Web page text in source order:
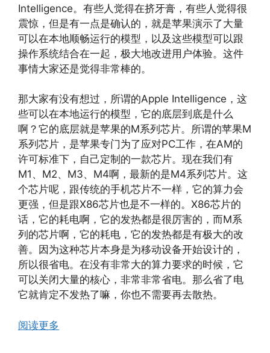
Intelligence。有些人觉得在挤牙膏，有些人觉得很
震惊，但是有一点是确认的，就是苹果演示了大量
可以在本地顺畅运行的模型，以及这些模型可以跟
操作系统结合在一起，极大地改进用户体验。这件
事情大家还是觉得非常棒的。
那大家有没有想过，所谓的Apple Intelligence，这
些可以在本地运行的模型，它的底层到底是什么
啊？它的底层就是苹果的M系列芯片。所谓的苹果M
系列芯片，是苹果专门为了应对PC工作，在AM的
许可标准下，自己定制的一款芯片。现在我们有
M1、M2、M3、M4啊，最新的是M4系列芯片。这
个芯片呢，跟传统的手机芯片不一样，它的算力会
更强，但是跟X86芯片也是不一样的。X86芯片的
话，它的耗电啊，它的发热都是很厉害的，而M系
列的芯片啊，它的耗电，它的发热都是有极大的改
善。因为这种芯片本身是为移动设备开始设计的，
所以很省电。在没有非常大的算力要求的时候，它
可以关闭大量的核心，非常非常省电。那么省了电
它就肯定不发热了嘛，你也不需要再去散热。
阅读更多